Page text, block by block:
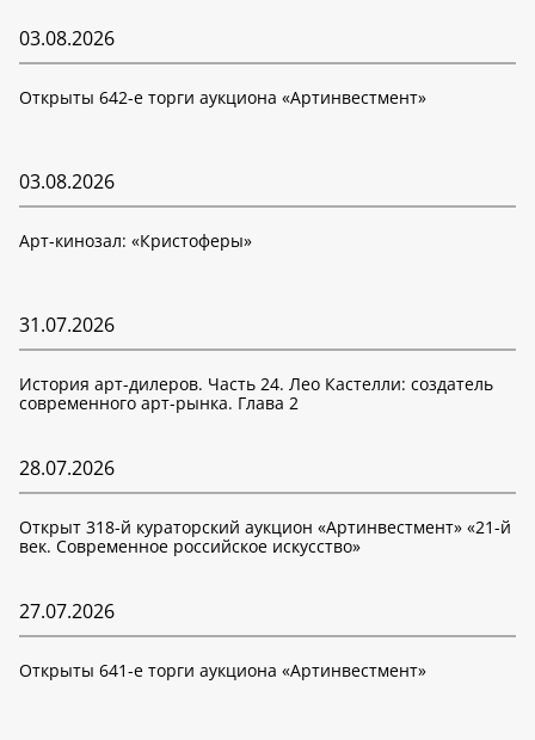
03.08.2026
Открыты 642-е торги аукциона «Артинвестмент»
03.08.2026
Арт-кинозал: «Кристоферы»
31.07.2026
История арт-дилеров. Часть 24. Лео Кастелли: создатель
современного арт-рынка. Глава 2
28.07.2026
Открыт 318-й кураторский аукцион «Артинвестмент» «21-й
век. Современное российское искусство»
27.07.2026
Открыты 641-е торги аукциона «Артинвестмент»